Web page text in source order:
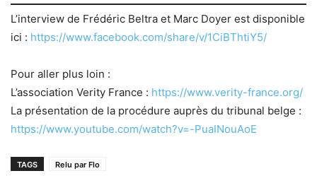
L’interview de Frédéric Beltra et Marc Doyer est disponible
ici : https://www.facebook.com/share/v/1CiBThtiY5/
Pour aller plus loin :
L’association Verity France : https://www.verity-france.org/
La présentation de la procédure auprès du tribunal belge :
https://www.youtube.com/watch?v=-PuaINouAoE
TAGS Relu par Flo